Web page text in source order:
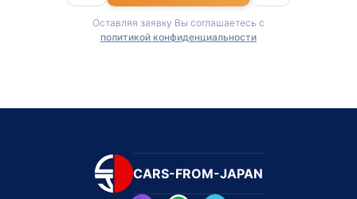
Оставляя заявку Вы соглашаетесь с
политикой конфиденциальности
CARS-FROM-JAPAN